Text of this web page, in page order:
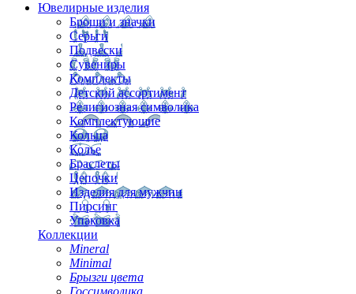
Ювелирные изделия
Броши и значки
Серьги
Подвески
Сувениры
Комплекты
Детский ассортимент
Религиозная символика
Комплектующие
Кольца
Колье
Браслеты
Цепочки
Изделия для мужчин
Пирсинг
Упаковка
Коллекции
Mineral
Minimal
Брызги цвета
Госсимволика